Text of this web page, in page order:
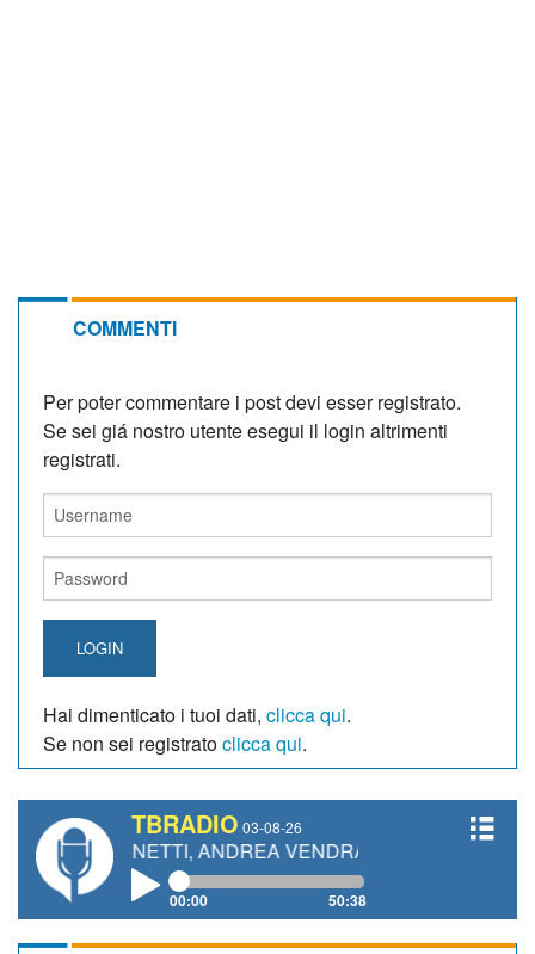
COMMENTI
Per poter commentare i post devi esser registrato.
Se sei giá nostro utente esegui il login altrimenti
registrati.
LOGIN
Hai dimenticato i tuoi dati, clicca qui.
Se non sei registratoclicca qui.
TBRADIO 03-08-26
GIANETTI, ANDREA VENDRAME, FILIPPO FIORELLI
00:00 50:38